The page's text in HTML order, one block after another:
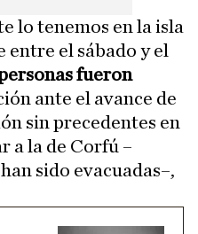
lo tenemos en la isla
entre el sábado y el
fueron
ante el avance de
sin precedentes en
a la de Corfú –
sido evacuadas–,